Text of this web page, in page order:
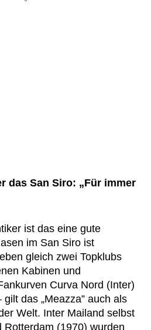
das San Siro: „Für immer
ist das eine gute
im San Siro ist
gleich zwei Topklubs
Kabinen und
Curva Nord (Inter)
das „Meazza” auch als
Welt. Inter Mailand selbst
Rotterdam (1970) wurden